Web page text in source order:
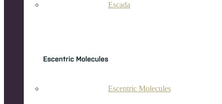
Escada
Escentric Molecules